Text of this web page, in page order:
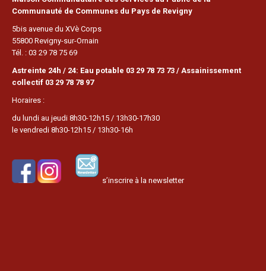
Communauté de Communes du Pays de Revigny
5bis avenue du XVè Corps
55800 Revigny-sur-Ornain
Tél. : 03 29 78 75 69
Astreinte 24h / 24: Eau potable 03 29 78 73 73 / Assainissement
collectif 03 29 78 78 97
Horaires :
du lundi au jeudi 8h30-12h15 / 13h30-17h30
le vendredi 8h30-12h15 / 13h30-16h
s’inscrire à la newsletter